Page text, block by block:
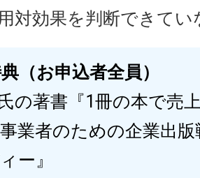
対効果を判断できてい
（お申込者全員）
の著書『1冊の本で売
業者のための企業出
ー』